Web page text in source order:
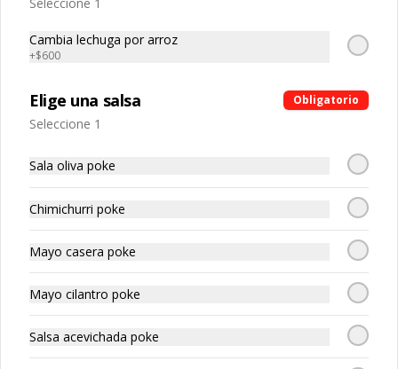
Ebi cheese roll
$5.040 $7.200
Teri roll
Pollo teriyaki, queso crema, cebollín
$4.550
-30%
Camarón tempura, queso crema,
cebollín
Cambia lechuga por arroz
+$600
Elige una salsa Obligatorio
Seleccione 1
Sala oliva poke
Chimichurri poke
Mayo casera poke
Mayo cilantro poke
Salsa acevichada poke